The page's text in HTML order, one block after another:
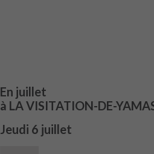
En juillet
à LA VISITATION-DE-
Jeudi 6 juillet